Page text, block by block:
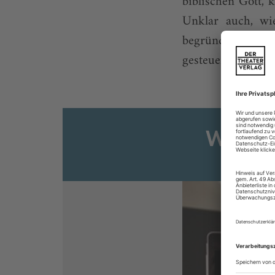
Unklar auch,
begründeten
gesteuerten